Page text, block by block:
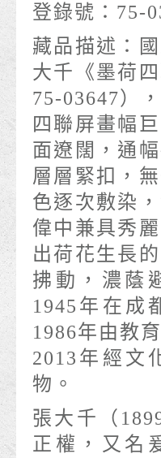
登錄號： 75-
藏品描述：
大千《墨荷
75-03647）
四聯屏畫幅
面遼闊，通
層層緊扣，
色逐次敷染
偉中兼具秀
出荷花生長
拂動，濃蔭
1945年在成
1986年由教
2013年經文
物。
張大千（
正權，又名